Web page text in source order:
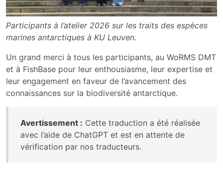
Participants à l’atelier 2026 sur les traits des espèces
marines antarctiques à KU Leuven.
Un grand merci à tous les participants, au WoRMS DMT
et à FishBase pour leur enthousiasme, leur expertise et
leur engagement en faveur de l’avancement des
connaissances sur la biodiversité antarctique.
Avertissement : Cette traduction a été réalisée
avec l’aide de ChatGPT et est en attente de
vérification par nos traducteurs.